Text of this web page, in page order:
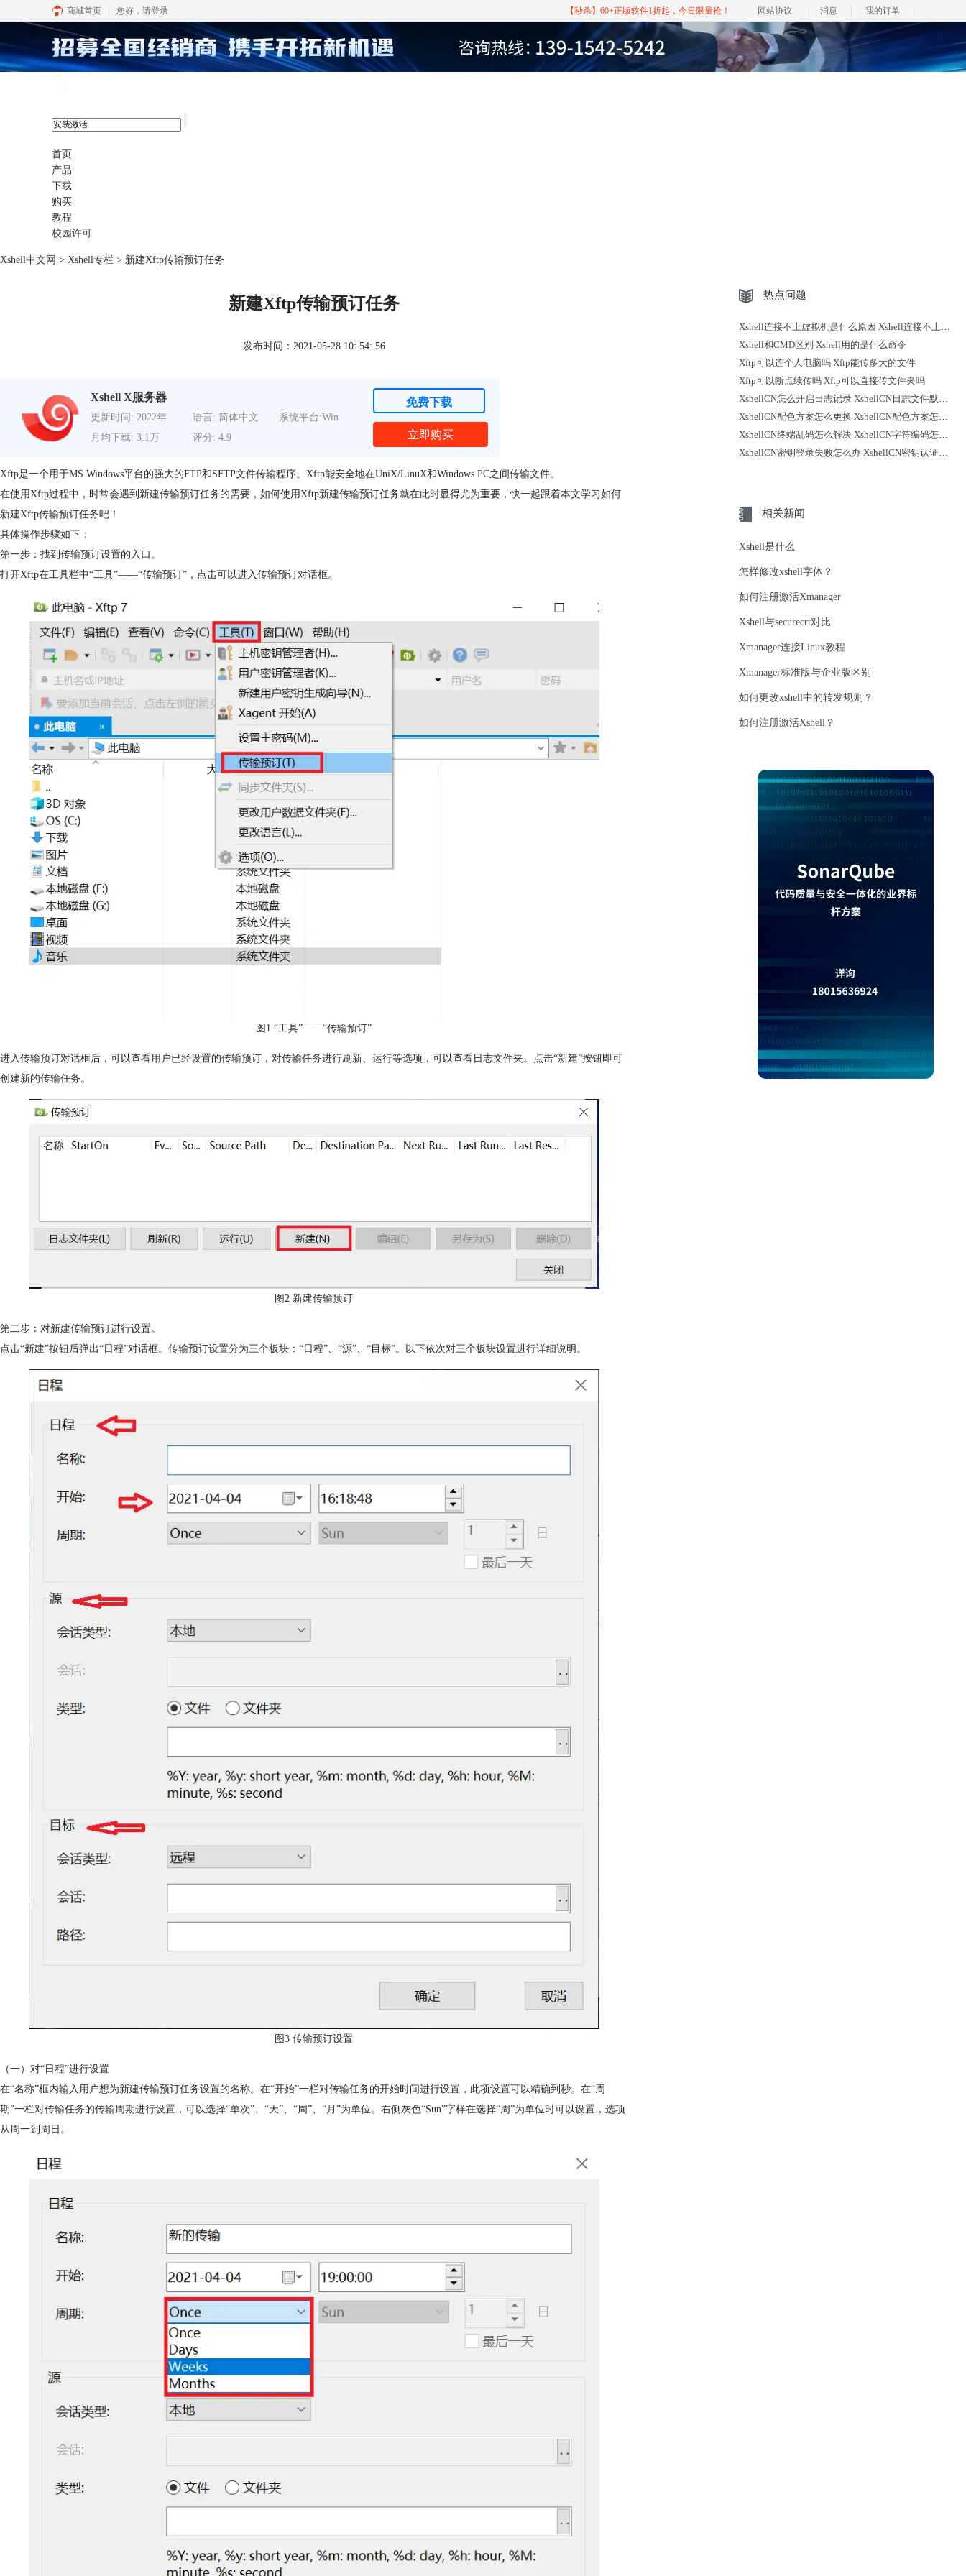
商城首页 您好， 请登录 【秒杀】60+正版软件1折起，今日限量抢！ 网站协议 消息 我的订单
首页
产品
下载
购买
教程
校园许可
Xshell中文网 > Xshell专栏 > 新建Xftp传输预订任务
新建Xftp传输预订任务
发布时间：2021-05-28 10: 54: 56
Xshell X服务器
更新时间: 2022年 语言: 简体中文
系统平台:Win
月均下载: 3.1万
评分: 4.9
免费下载
立即购买
Xftp是一个用于MS Windows平台的强大的FTP和SFTP文件传输程序。Xftp能安全地在UniX/LinuX和Windows PC之间传输文件。
在使用Xftp过程中，时常会遇到新建传输预订任务的需要，如何使用Xftp新建传输预订任务就在此时显得尤为重要，快一起跟着本文学习如何
新建Xftp传输预订任务吧！
具体操作步骤如下：
第一步：找到传输预订设置的入口。
打开Xftp在工具栏中“工具”——“传输预订”，点击可以进入传输预订对话框。
图1 “工具”——“传输预订”
进入传输预订对话框后，可以查看用户已经设置的传输预订，对传输任务进行刷新、运行等选项，可以查看日志文件夹。点击“新建”按钮即可
创建新的传输任务。
图2 新建传输预订
第二步：对新建传输预订进行设置。
点击“新建”按钮后弹出“日程”对话框。传输预订设置分为三个板块：“日程”、“源”、“目标”。以下依次对三个板块设置进行详细说明。
图3 传输预订设置
（一）对“日程”进行设置
在“名称”框内输入用户想为新建传输预订任务设置的名称。在“开始”一栏对传输任务的开始时间进行设置，此项设置可以精确到秒。在“周
期”一栏对传输任务的传输周期进行设置，可以选择“单次”、“天”、“周”、“月”为单位。右侧灰色“Sun”字样在选择“周”为单位时可以设置，选项
从周一到周日。
热点问题
Xshell连接不上虚拟机是什么原因 Xshell连接不上远程服务器怎么办
Xshell和CMD区别 Xshell用的是什么命令
Xftp可以连个人电脑吗 Xftp能传多大的文件
Xftp可以断点续传吗 Xftp可以直接传文件夹吗
XshellCN怎么开启日志记录 XshellCN日志文件默认保存到哪里
XshellCN配色方案怎么更换 XshellCN配色方案怎么导入
XshellCN终端乱码怎么解决 XshellCN字符编码怎么切换
XshellCN密钥登录失败怎么办 XshellCN密钥认证失败怎么排查
相关新闻
Xshell是什么
怎样修改xshell字体？
如何注册激活Xmanager
Xshell与securecrt对比
Xmanager连接Linux教程
Xmanager标准版与企业版区别
如何更改xshell中的转发规则？
如何注册激活Xshell？